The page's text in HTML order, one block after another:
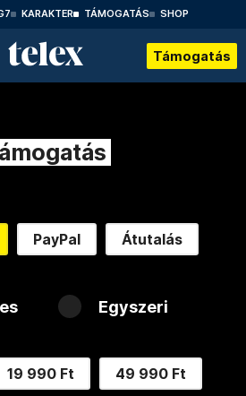
KARAKTER TÁMOGATÁS SHOP
Támogatás
PayPal Átutalás
Egyszeri
19 990 Ft 49 990 Ft